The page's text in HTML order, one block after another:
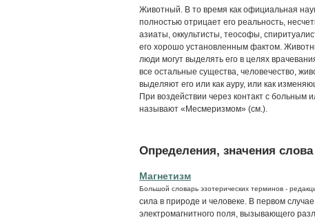
Животный. В то время как официальная
полностью отрицает его реальность,
азиаты, оккультисты, теософы,
его хорошо установленным фактом.
люди могут выделять его в целях
все остальные существа, человечество,
выделяют его или как ауру, или как
При воздействии через контакт с больным
называют «Месмеризмом» (см.).
Определения, значения
Магнетизм
Большой словарь эзотерических терминов -
сила в природе и человеке. В первом
электромагнитного поля, вызывающего